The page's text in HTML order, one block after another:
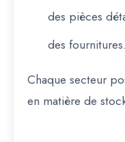
des pièces
des fournitures.
Chaque secteur
en matière de